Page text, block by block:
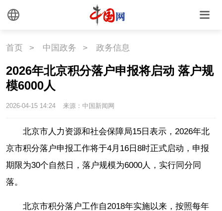
首页 > 中国政务 > 政务信息
2026年北京积分落户申报将启动 落户规
模6000人
2026-04-15 14:24 来源：中国新闻网
北京市人力资源和社会保障局15日表示，2026年北
京市积分落户申报工作将于4月16日8时正式启动，申报
期限为30个自然日，落户规模为6000人，实行同分同
落。
北京市积分落户工作自2018年实施以来，按照每年